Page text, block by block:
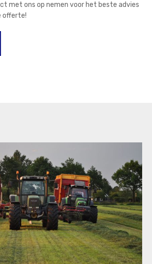
met ons op nemen voor het beste advies
offerte!